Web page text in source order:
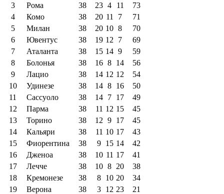
3
Рома 38 23 4 11
73
4
Комо 38 20 11 7
71
5
Милан 38 20 10 8
70
6
Ювентус 38 19 12 7
69
7
Аталанта 38 15 14 9
59
8
Болонья 38 16 8 14
56
9
Лацио 38 14 12 12
54
10
Удинезе 38 14 8 16
50
11
Сассуоло 38 14 7 17
49
12
Парма 38 11 12 15
45
13
Торино 38 12 9 17
45
14
Кальяри 38 11 10 17
43
15
Фиорентина 38 9 15 14
42
16
Дженоа 38 10 11 17
41
17
Лечче 38 10 8 20
38
18
Кремонезе 38 8 10 20
34
19
Верона 38 3 12 23
21